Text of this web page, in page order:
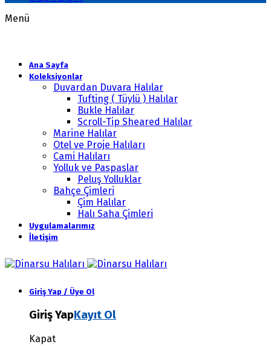
Menü
Ana Sayfa
Koleksiyonlar
Duvardan Duvara Halılar
Tufting ( Tüylü ) Halılar
Bukle Halılar
Scroll-Tip Sheared Halılar
Marine Halılar
Otel ve Proje Halıları
Cami Halıları
Yolluk ve Paspaslar
Peluş Yolluklar
Bahçe Çimleri
Çim Halılar
Halı Saha Çimleri
Uygulamalarımız
İletişim
Giriş Yap / Üye Ol
Giriş YapKayıt Ol
Kapat